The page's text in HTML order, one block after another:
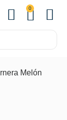
0
Melón